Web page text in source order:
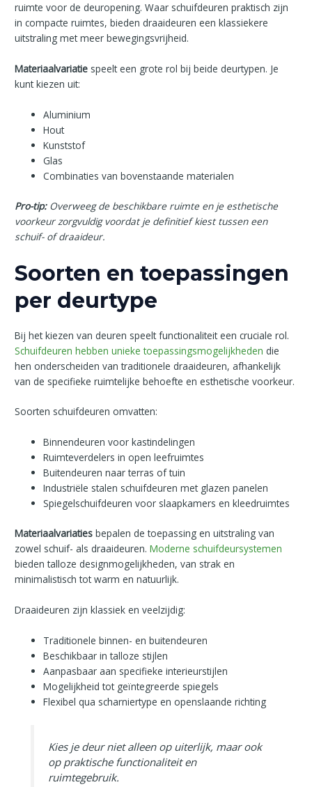
ruimte voor de deuropening. Waar schuifdeuren praktisch zijn
in compacte ruimtes, bieden draaideuren een klassiekere
uitstraling met meer bewegingsvrijheid.
Materiaalvariatie speelt een grote rol bij beide deurtypen. Je
kunt kiezen uit:
Aluminium
Hout
Kunststof
Glas
Combinaties van bovenstaande materialen
Pro-tip: Overweeg de beschikbare ruimte en je esthetische
voorkeur zorgvuldig voordat je definitief kiest tussen een
schuif- of draaideur.
Soorten en toepassingen
per deurtype
Bij het kiezen van deuren speelt functionaliteit een cruciale rol.
Schuifdeuren hebben unieke toepassingsmogelijkheden die
hen onderscheiden van traditionele draaideuren, afhankelijk
van de specifieke ruimtelijke behoefte en esthetische voorkeur.
Soorten schuifdeuren omvatten:
Binnendeuren voor kastindelingen
Ruimteverdelers in open leefruimtes
Buitendeuren naar terras of tuin
Industriële stalen schuifdeuren met glazen panelen
Spiegelschuifdeuren voor slaapkamers en kleedruimtes
Materiaalvariaties bepalen de toepassing en uitstraling van
zowel schuif- als draaideuren.Moderne schuifdeursystemen
bieden talloze designmogelijkheden, van strak en
minimalistisch tot warm en natuurlijk.
Draaideuren zijn klassiek en veelzijdig:
Traditionele binnen- en buitendeuren
Beschikbaar in talloze stijlen
Aanpasbaar aan specifieke interieurstijlen
Mogelijkheid tot geïntegreerde spiegels
Flexibel qua scharniertype en openslaande richting
Kies je deur niet alleen op uiterlijk, maar ook
op praktische functionaliteit en
ruimtegebruik.